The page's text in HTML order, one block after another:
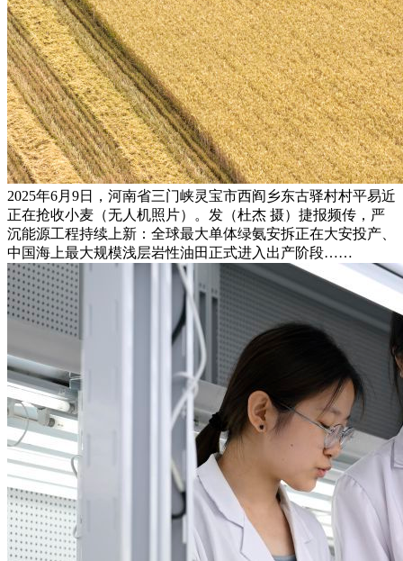
2025年6月9日，河南省三门峡灵宝市西阎乡东古驿村村平易近
正在抢收小麦（无人机照片）。发（杜杰 摄）捷报频传，严
沉能源工程持续上新：全球最大单体绿氨安拆正在大安投产、
中国海上最大规模浅层岩性油田正式进入出产阶段……